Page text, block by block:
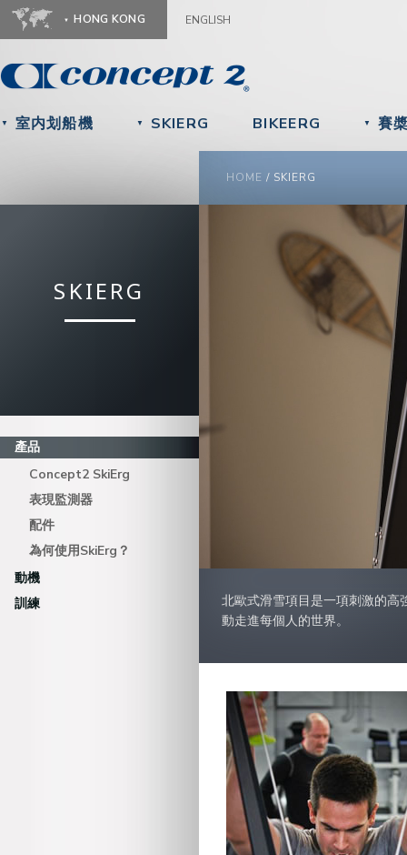
HONG KONG ENGLISH
▼ 室内划船機 ▼ SKIERG BIKEERG ▼ 賽
YOU ARE HERE
HOME / SKIERG
SKIERG
產品
Concept2 SkiErg
表現監測器
配件
為何使用SkiErg？
動機
訓練
北歐式滑雪項目是一項刺激的高
動走進每個人的世界。